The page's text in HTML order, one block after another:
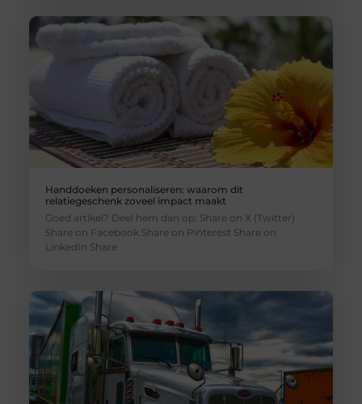
Handdoeken personaliseren: waarom dit
relatiegeschenk zoveel impact maakt
Goed artikel? Deel hem dan op: Share on X (Twitter)
Share on Facebook Share on Pinterest Share on
LinkedIn Share